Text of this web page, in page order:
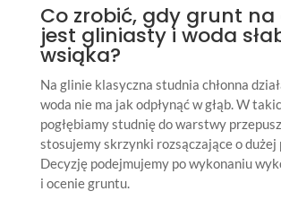
Co zrobić, gdy grunt na
jest gliniasty i woda
wsiąka?
Na glinie klasyczna studnia chłonna
woda nie ma jak odpłynąć w głąb. W
pogłębiamy studnię do warstwy
stosujemy skrzynki rozsączające o dużej
Decyzję podejmujemy po wykonaniu
i ocenie gruntu.